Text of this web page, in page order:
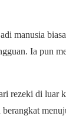
manusia
Ia pun
rezeki di luar